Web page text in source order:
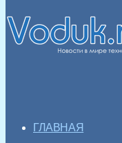
ГЛАВНАЯ